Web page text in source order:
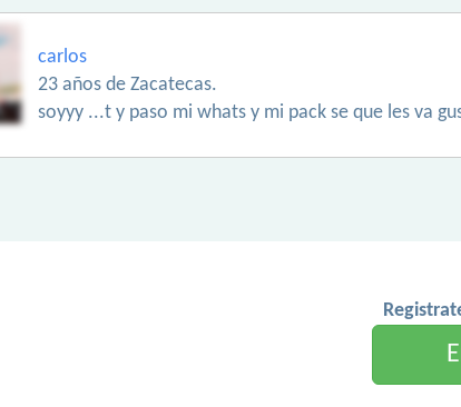
carlos
23 años de Zacatecas.
soyyy ...t y paso mi whats y mi pack se que les va